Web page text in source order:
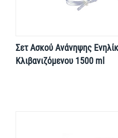
Σετ Ασκού Ανάνηψης
Κλιβανιζόμενου 1500 ml